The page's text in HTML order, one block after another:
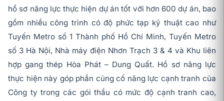
hồ sơ năng lực thực hiện dự án tốt với hơn 600 dự án, bao
gồm nhiều công trình có độ phức tạp kỹ thuật cao như
Tuyến Metro số 1 Thành phố Hồ Chí Minh, Tuyến Metro
số 3 Hà Nội, Nhà máy điện Nhơn Trạch 3 & 4 và Khu liên
hợp gang thép Hòa Phát – Dung Quất. Hồ sơ năng lực
thực hiện này góp phần củng cố năng lực cạnh tranh của
Công ty trong các gói thầu có mức độ cạnh tranh cao,